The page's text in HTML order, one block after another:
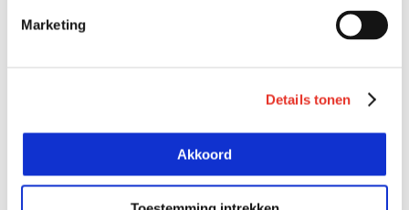
Marketing
Details tonen
Akkoord